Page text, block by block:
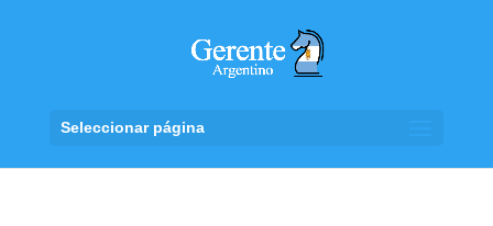
Seleccionar página